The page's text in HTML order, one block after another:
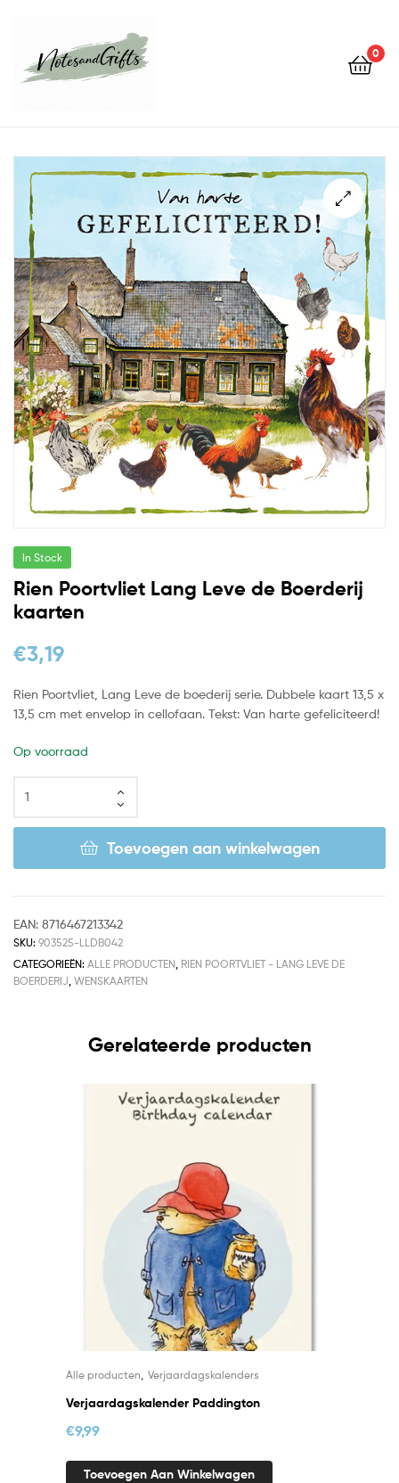
0
In Stock
Rien Poortvliet Lang Leve de Boerderij
kaarten
€3,19
Rien Poortvliet, Lang Leve de boederij serie. Dubbele kaart 13,5 x
13,5 cm met envelop in cellofaan. Tekst: Van harte gefeliciteerd!
Op voorraad
Toevoegen aan winkelwagen
EAN: 8716467213342
SKU: 903525-LLDB042
CATEGORIEËN: ALLE PRODUCTEN RIEN POORTVLIET - LANG LEVE DE
BOERDERIJ WENSKAARTEN
Gerelateerde producten
Alle producten Verjaardagskalenders
Verjaardagskalender Paddington
€9,99
Toevoegen Aan Winkelwagen